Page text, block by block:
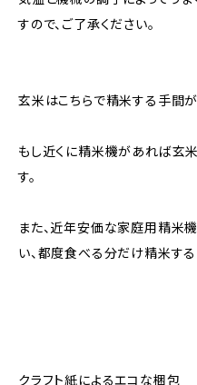
すので、ご了承ください。
玄米はこちらで精米する手間が
もし近くに精米機があれば玄
す。
また、近年安価な家庭用精米
い、都度食べる分だけ精米する
クラフト紙によるエコな梱包